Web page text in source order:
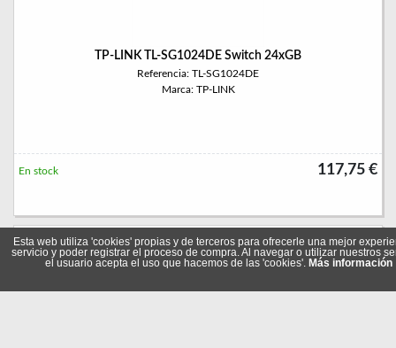
TP-LINK TL-SG1024DE Switch 24xGB
Referencia: TL-SG1024DE
Marca: TP-LINK
117,75 €
En stock
Esta web utiliza 'cookies' propias y de terceros para ofrecerle una mejor
servicio y poder registrar el proceso de compra. Al navegar o utilizar nuestros
el usuario acepta el uso que hacemos de las 'cookies'. Más información